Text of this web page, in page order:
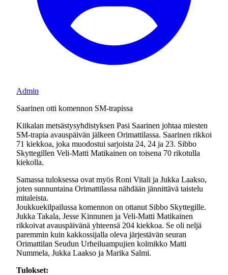
Admin
Saarinen otti komennon SM-trapissa
Kiikalan metsästysyhdistyksen Pasi Saarinen johtaa miesten
SM-trapia avauspäivän jälkeen Orimattilassa. Saarinen rikkoi
71 kiekkoa, joka muodostui sarjoista 24, 24 ja 23. Sibbo
Skyttegillen Veli-Matti Matikainen on toisena 70 rikotulla
kiekolla.
Samassa tuloksessa ovat myös Roni Vitali ja Jukka Laakso,
joten sunnuntaina Orimattilassa nähdään jännittävä taistelu
mitaleista.
Joukkuekilpailussa komennon on ottanut Sibbo Skyttegille.
Jukka Takala, Jesse Kinnunen ja Veli-Matti Matikainen
rikkoivat avauspäivänä yhteensä 204 kiekkoa. Se oli neljä
paremmin kuin kakkossijalla oleva järjestävän seuran
Orimattilan Seudun Urheiluampujien kolmikko Matti
Nummela, Jukka Laakso ja Marika Salmi.
Tulokset: